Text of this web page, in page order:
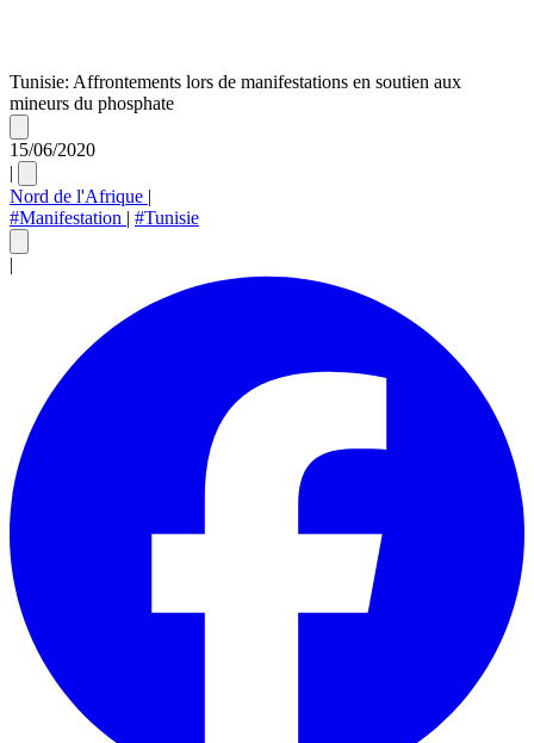
Tunisie: Affrontements lors de manifestations en soutien aux
mineurs du phosphate
15/06/2020
|
Nord de l'Afrique |
#Manifestation | #Tunisie
|